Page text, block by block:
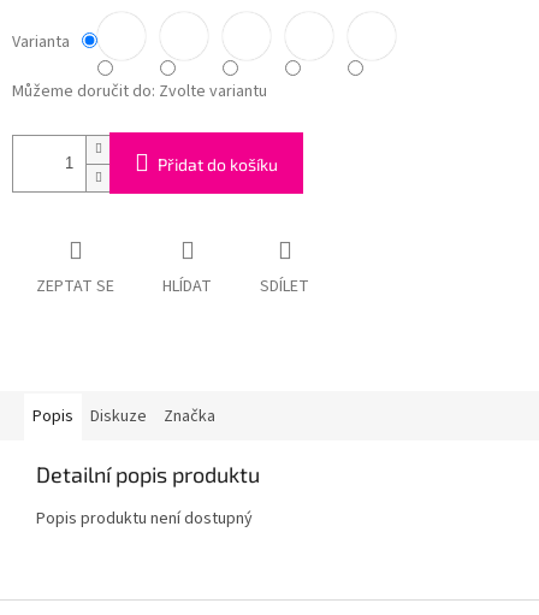
Varianta
Můžeme doručit do: Zvolte variantu
Přidat do košíku
ZEPTAT SE HLÍDAT SDÍLET
Popis Diskuze Značka
Detailní popis produktu
Popis produktu není dostupný